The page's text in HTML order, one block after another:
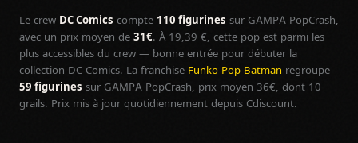
Le crew DC Comics compte 110 figurines sur GAMPA PopCrash,
avec un prix moyen de 31€. À 19,39 €, cette pop est parmi les
plus accessibles du crew — bonne entrée pour débuter la
collection DC Comics. La franchise Funko Pop Batman regroupe
59 figurines sur GAMPA PopCrash, prix moyen 36€, dont 10
grails. Prix mis à jour quotidiennement depuis Cdiscount.